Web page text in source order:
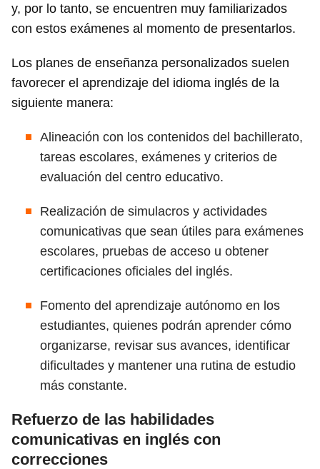
y, por lo tanto, se encuentren muy familiarizados
con estos exámenes al momento de presentarlos.
Los planes de enseñanza personalizados suelen
favorecer el aprendizaje del idioma inglés de la
siguiente manera:
Alineación con los contenidos del bachillerato,
tareas escolares, exámenes y criterios de
evaluación del centro educativo.
Realización de simulacros y actividades
comunicativas que sean útiles para exámenes
escolares, pruebas de acceso u obtener
certificaciones oficiales del inglés.
Fomento del aprendizaje autónomo en los
estudiantes, quienes podrán aprender cómo
organizarse, revisar sus avances, identificar
dificultades y mantener una rutina de estudio
más constante.
Refuerzo de las habilidades
comunicativas en inglés con
correcciones